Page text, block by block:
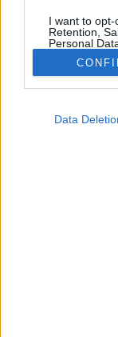
I want to opt-
Retention,
Personal
Purposes for
Opted Out
Data
Betegségek
2024. június 29.